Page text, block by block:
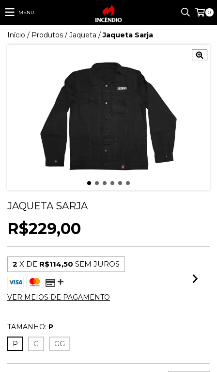
MENU 0
Início / Produtos / Jaqueta / Jaqueta Sarja
JAQUETA SARJA
R$229,00
2 X DE R$114,50 SEM JUROS
VER MEIOS DE PAGAMENTO
TAMANHO: P
P
G GG